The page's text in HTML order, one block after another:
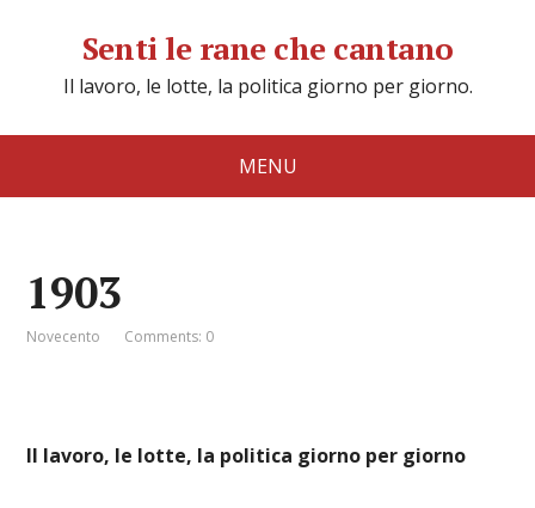
Senti le rane che cantano
Il lavoro, le lotte, la politica giorno per giorno.
MENU
1903
Novecento Comments: 0
Il lavoro, le lotte, la politica giorno per giorno